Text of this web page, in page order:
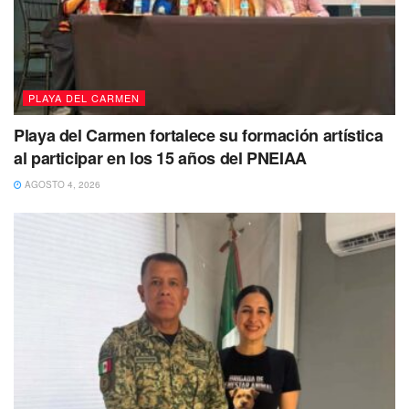
El joven fue reportado como desaparecido el 10 de
julio de 2023.Hasta el momento se presume como no
localizada, de tal forma que se ha activado una ficha de
búsqueda en la Fiscalía General del Estado
PLAYA DEL CARMEN
Playa del Carmen fortalece su formación artística
al participar en los 15 años del PNEIAA
AGOSTO 4, 2026